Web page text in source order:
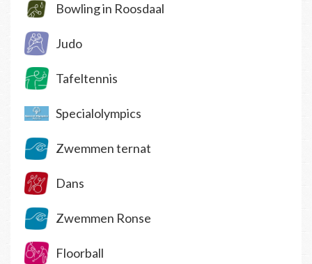
Bowling in Roosdaal
Judo
Tafeltennis
Specialolympics
Zwemmen ternat
Dans
Zwemmen Ronse
Floorball